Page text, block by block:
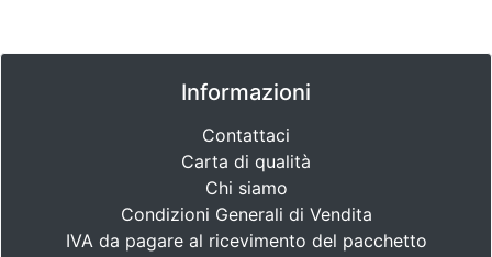
Informazioni
Contattaci
Carta di qualità
Chi siamo
Condizioni Generali di Vendita
IVA da pagare al ricevimento del pacchetto